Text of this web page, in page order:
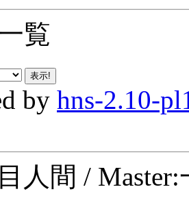
覧
by hns-2.10-
人間 /